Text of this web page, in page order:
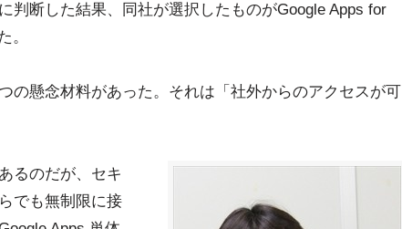
判断した結果、同社が選択したものがGoogle Apps for
。
の懸念材料があった。それは「社外からのアクセスが可
るのだが、セキ
でも無制限に接